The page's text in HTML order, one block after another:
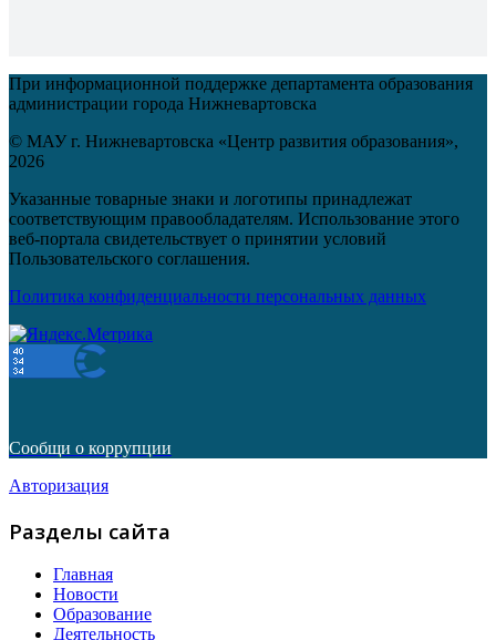
При информационной поддержке департамента образования
администрации города Нижневартовска
© МАУ г. Нижневартовска «Центр развития образования»,
2026
Указанные товарные знаки и логотипы принадлежат
соответствующим правообладателям. Использование этого
веб-портала свидетельствует о принятии условий
Пользовательского соглашения.
Политика конфиденциальности персональных данных
Сообщи о коррупции
Авторизация
Разделы сайта
Главная
Новости
Образование
Деятельность